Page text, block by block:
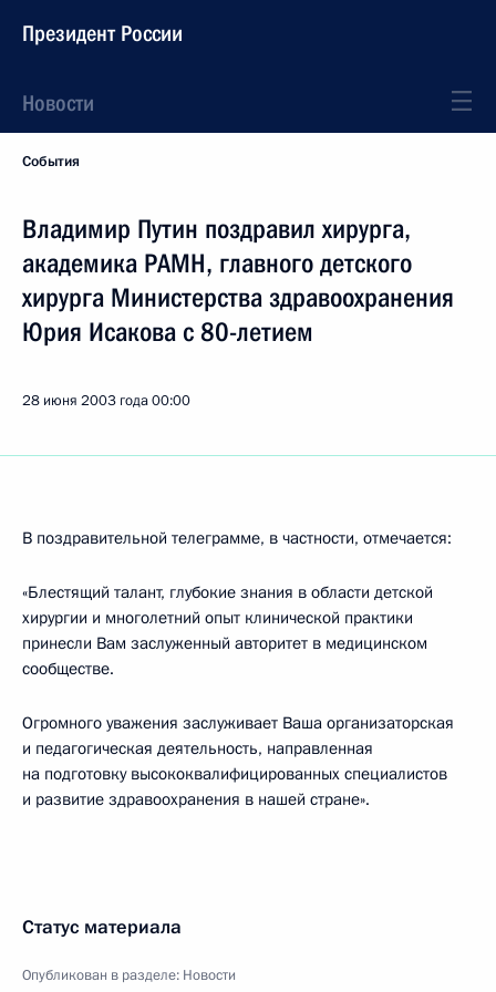
Президент России
Новости
События
Владимир Путин поздравил хирурга,
академика РАМН, главного детского
хирурга Министерства здравоохранения
Юрия Исакова с 80-летием
28 июня 2003 года00:00
В поздравительной телеграмме, в частности, отмечается:
«Блестящий талант, глубокие знания в области детской
хирургии и многолетний опыт клинической практики
принесли Вам заслуженный авторитет в медицинском
сообществе.
Огромного уважения заслуживает Ваша организаторская
и педагогическая деятельность, направленная
на подготовку высококвалифицированных специалистов
и развитие здравоохранения в нашей стране».
Статус материала
Опубликован в разделе: Новости